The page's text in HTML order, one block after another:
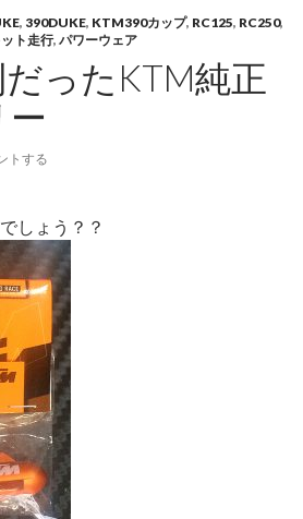
, 390DUKE, KTM390カップ, RC125, RC250,
ト走行, パワーウェア
ったKTM純正
トする
しょう？？